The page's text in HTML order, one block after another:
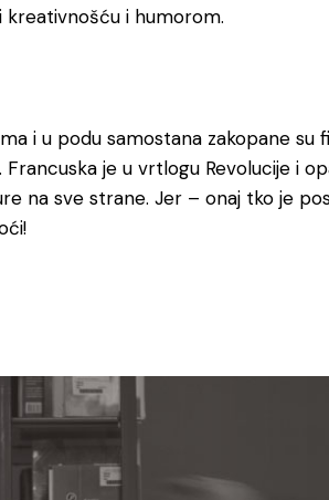
i humorom.
i u podu samostana zakopane su
je u vrtlogu Revolucije i
na sve strane. Jer – onaj tko je